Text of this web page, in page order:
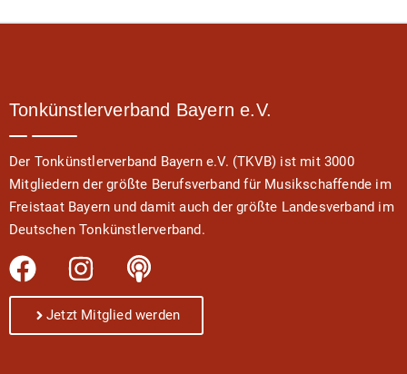
Tonkünstlerverband Bayern e.V.
Der Tonkünstlerverband Bayern e.V. (TKVB) ist mit 3000
Mitgliedern der größte Berufsverband für Musikschaffende im
Freistaat Bayern und damit auch der größte Landesverband im
Deutschen Tonkünstlerverband.
Jetzt Mitglied werden